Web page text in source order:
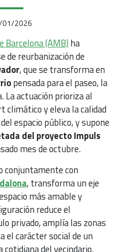
2026
Barcelona (AMB) ha
de reurbanización de
, que se transforma en
pensada para el paseo, la
La actuación prioriza al
climático y eleva la calidad
espacio público, y supone
del proyecto Impuls
mes de octubre.
conjuntamente con
, transforma un eje
más amable y
reduce el
privado, amplía las zonas
el carácter social de un
del vecindario.